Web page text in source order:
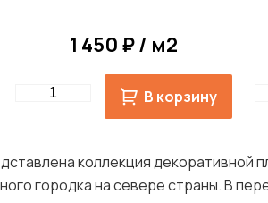
1 450 ₽ / м2
Quantity В корзину
коллекция декоративной
городка на севере страны. В